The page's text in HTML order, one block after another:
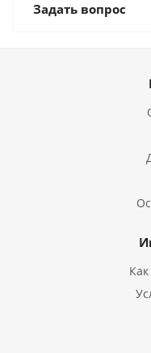
Задать вопрос
Как